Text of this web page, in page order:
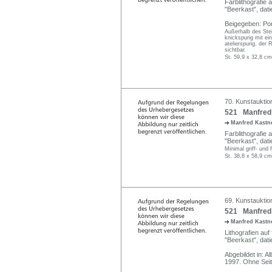
Farblithografie
"Beerkast",
Beigegeben:
Außerhalb des
knickspurig mit
atelierspurig, der
sichtbar.
St. 59,9 x 32,8
70.
521 Manfred
Manfred
Farblithografie
"Beerkast",
Minimal griff- und
St. 38,8 x 58,9
69.
521 Manfred
Manfred
Lithografien
"Beerkast",
Abgebildet in:
1997. Ohne